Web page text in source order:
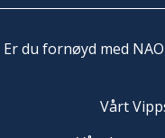
Er du fornøyd med
Vårt